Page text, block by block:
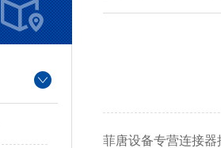
菲唐设备专营连接